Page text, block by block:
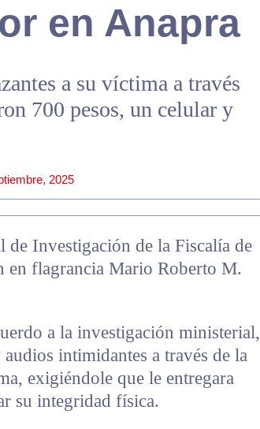
en Anapra
a su víctima a través
700 pesos, un celular y
2025
de Investigación de la Fiscalía de
flagrancia Mario Roberto M.
a la investigación ministerial,
intimidantes a través de la
exigiéndole que le entregara
su integridad física.